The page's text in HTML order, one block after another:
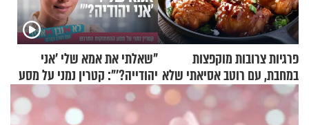
פרגיות צרובות מוקפצות
במחבת, עם רוטב אסיאתי שלא
יישכח במהרה
"שאלתי את אמא שלי 'אני
יהודייה?'": קטרין נמני על מסע
ההתחזקות המרגש